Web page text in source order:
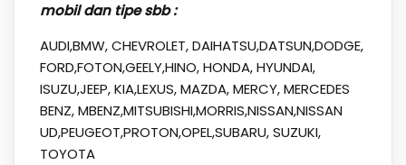
mobil dan tipe sbb :
AUDI,BMW, CHEVROLET, DAIHATSU,DATSUN,DODGE,
FORD,FOTON,GEELY,HINO, HONDA, HYUNDAI,
ISUZU,JEEP, KIA,LEXUS, MAZDA, MERCY, MERCEDES
BENZ, MBENZ,MITSUBISHI,MORRIS,NISSAN,NISSAN
UD,PEUGEOT,PROTON,OPEL,SUBARU, SUZUKI,
TOYOTA